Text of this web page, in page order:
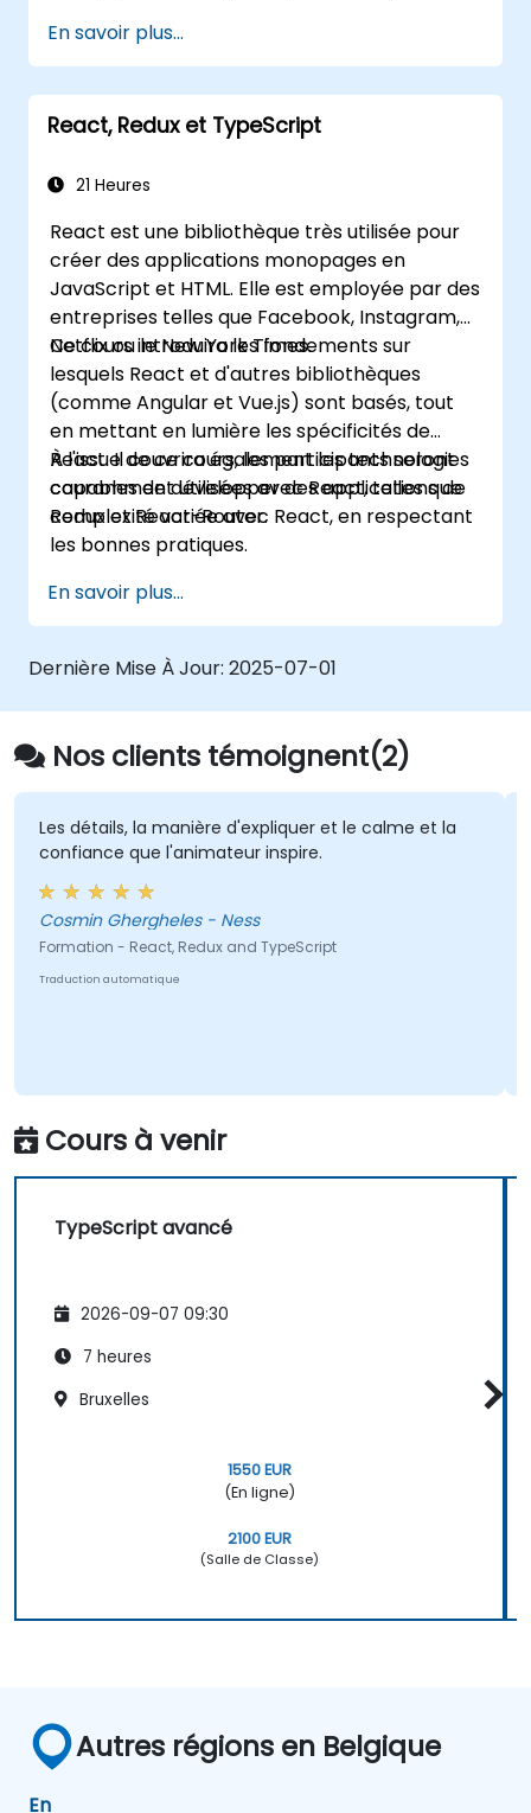
TypeScript pour rédiger un code propre
et expressif, avec moins d'erreurs.
Configurer et utiliser Webpack avec
TypeScript pour construire des interfaces
Utiliser des types de données
etc.) pour étendre les types génériques
existants.
Mettre en œuvre des modèles et des API
de code asynchrone pour la gestion des
erreurs et la validation des réponses.
Déployer des applications TypeScript et
Node.js dans des environnements de
production (AWS EC2, Heroku, etc.).
En savoir plus...
React, Redux et TypeScript
21 Heures
React est une bibliothèque très utilisée pour
créer des applications monopages en
JavaScript et HTML. Elle est employée par des
entreprises telles que Facebook, Instagram,
Netflix ou le New York Times.
Ce cours introduira les fondements sur
lesquels React et d'autres bibliothèques
(comme Angular et Vue.js) sont basés, tout
en mettant en lumière les spécificités de
React. Il couvrira également les technologies
couramment utilisées avec React, telles que
Redux et React-Router.
À l'issue de ce cours, les participants seront
capables de développer des applications de
complexité variée avec React, en respectant
les bonnes pratiques.
En savoir plus...
Dernière Mise À Jour: 2025-07-01
Nos clients témoignent(2)
Les détails, la manière d'expliquer et le calme et la
confiance que l'animateur inspire.
Cosmin Ghergheles - Ness
Formation - React, Redux and TypeScript
Traduction automatique
Cours à venir
TypeScript avancé
2026-09-07 09:30
7 heures
Bruxelles
1550 EUR
(En ligne)
2100 EUR
(Salle de Classe)
Autres régions en Belgique
En